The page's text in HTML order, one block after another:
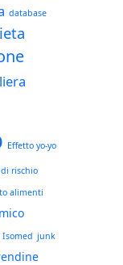
database
Effetto yo-yo
rischio
alimenti
Isomed junk